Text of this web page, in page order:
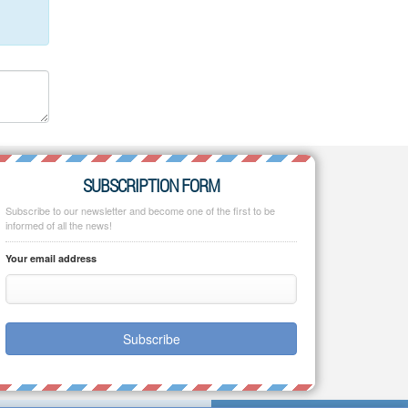
SUBSCRIPTION FORM
Subscribe to our newsletter and become one of the first to be
informed of all the news!
Your email address
Subscribe